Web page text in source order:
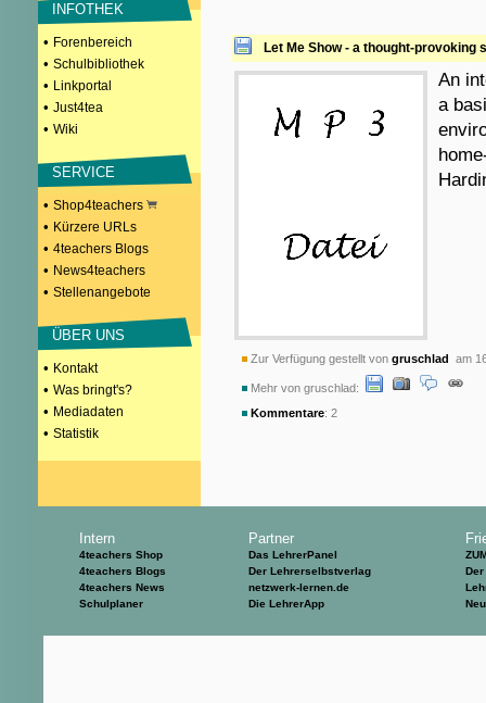
INFOTHEK
• Forenbereich
• Schulbibliothek
• Linkportal
• Just4tea
• Wiki
SERVICE
• Shop4teachers
• Kürzere URLs
• 4teachers Blogs
• News4teachers
• Stellenangebote
ÜBER UNS
• Kontakt
• Was bringt's?
• Mediadaten
• Statistik
Let Me Show - a thought-provoking
An
a
Zur Verfügung gestellt von gruschlad am
Mehr von gruschlad:
Kommentare: 2
Intern
4teachers Shop
4teachers Blogs
4teachers News
Schulplaner
Partner
Das LehrerPanel
Der Lehrerselbstverlag
netzwerk-lernen.de
Die LehrerApp